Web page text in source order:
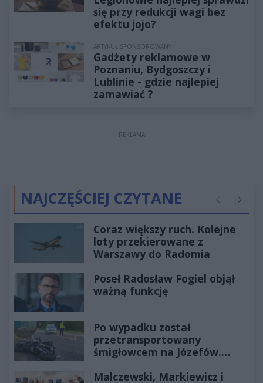
się przy redukcji wagi bez
efektu jojo?
ARTYKUŁ SPONSOROWANY
Gadżety reklamowe w
Poznaniu, Bydgoszczy i
Lublinie - gdzie najlepiej
zamawiać ?
REKLAMA
NAJCZĘŚCIEJ CZYTANE Poprzednie
Coraz większy ruch. Kolejne
loty przekierowane z
Warszawy do Radomia
Poseł Radosław Fogiel objął
ważną funkcję
Po wypadku został
przetransportowany
śmigłowcem na Józefów.
Malczewski, Markiewicz i